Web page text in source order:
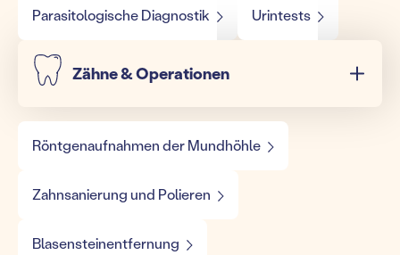
Parasitologische Diagnostik Urintests
Zähne & Operationen
Röntgenaufnahmen der Mundhöhle
Zahnsanierung und Polieren
Blasensteinentfernung